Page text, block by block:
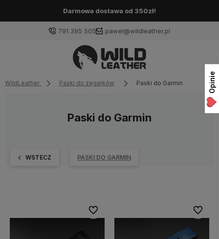
Darmowa dostawa od 350zł!
791 395 505 pawel@wildleather.pl
WildLeather Paski do zegarków Paski do Garmin
Paski do Garmin
WSTECZ PASKI DO GARMIN
Do ulubionych Do
Opinie